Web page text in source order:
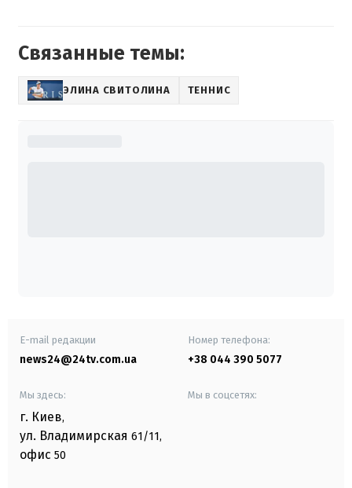
Связанные темы:
ЭЛИНА СВИТОЛИНА ТЕННИС
E-mail редакции
news24@24tv.com.ua
Номер телефона:
+38 044 390 5077
Мы здесь:
г. Киев,
ул. Владимирская 61/11,
офис 50
Мы в соцсетях: